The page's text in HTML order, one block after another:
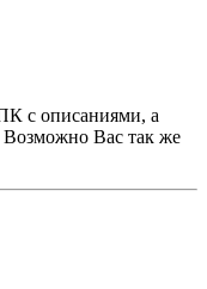
с описаниями, а
Возможно Вас так же